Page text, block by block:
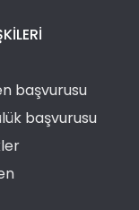
başvurusu
başvurusu